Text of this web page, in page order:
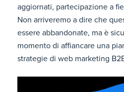
aggiornati, partecipazione a
Non arriveremo a dire che
essere abbandonate, ma è
momento di affiancare una
strategie di web marketing